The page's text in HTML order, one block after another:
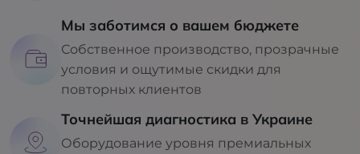
Мы заботимся о вашем бюджете
Собственное производство, прозрачные
условия и ощутимые скидки для
повторных клиентов
Точнейшая диагностика в Украине
Оборудование уровня премиальных